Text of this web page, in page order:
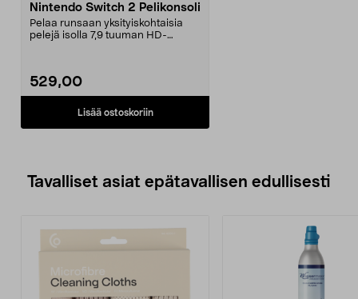
Nintendo Switch 2 Pelikonsoli
Pelaa runsaan yksityiskohtaisia
pelejä isolla 7,9 tuuman HD-
529,00
Lisää ostoskoriin
Tavalliset asiat epätavallisen edullisesti